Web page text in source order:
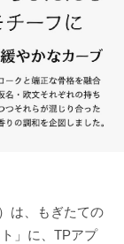
は、もぎたての
」に、TPアプ